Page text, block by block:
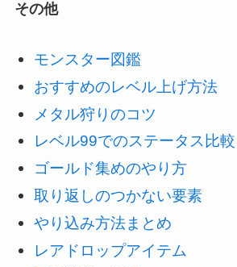
その他
モンスター図鑑
おすすめのレベル上げ方法
メタル狩りのコツ
レベル99でのステータス比較
ゴールド集めのやり方
取り返しのつかない要素
やり込み方法まとめ
レアドロップアイテム